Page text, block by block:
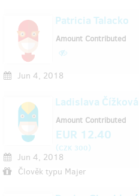
Patricia Talacko
Jun 4, 2018
Amount Contributed
Ladislava Čížková
Jun 4, 2018
Člověk typu Majer
Amount Contributed
EUR 12.40
(CZK 300)